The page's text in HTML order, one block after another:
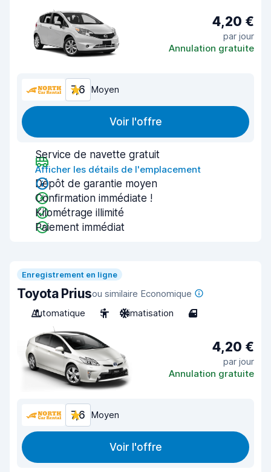
4,20 €
par jour
Annulation gratuite
7,6 Moyen
Voir l'offre
Service de navette gratuit
Afficher les détails de l'emplacement
Dépôt de garantie moyen
Confirmation immédiate !
Kilométrage illimité
Paiement immédiat
Enregistrement en ligne
Toyota Priusou similaire Economique
Automatique
5 Climatisation 4
4,20 €
par jour
Annulation gratuite
7,6 Moyen
Voir l'offre